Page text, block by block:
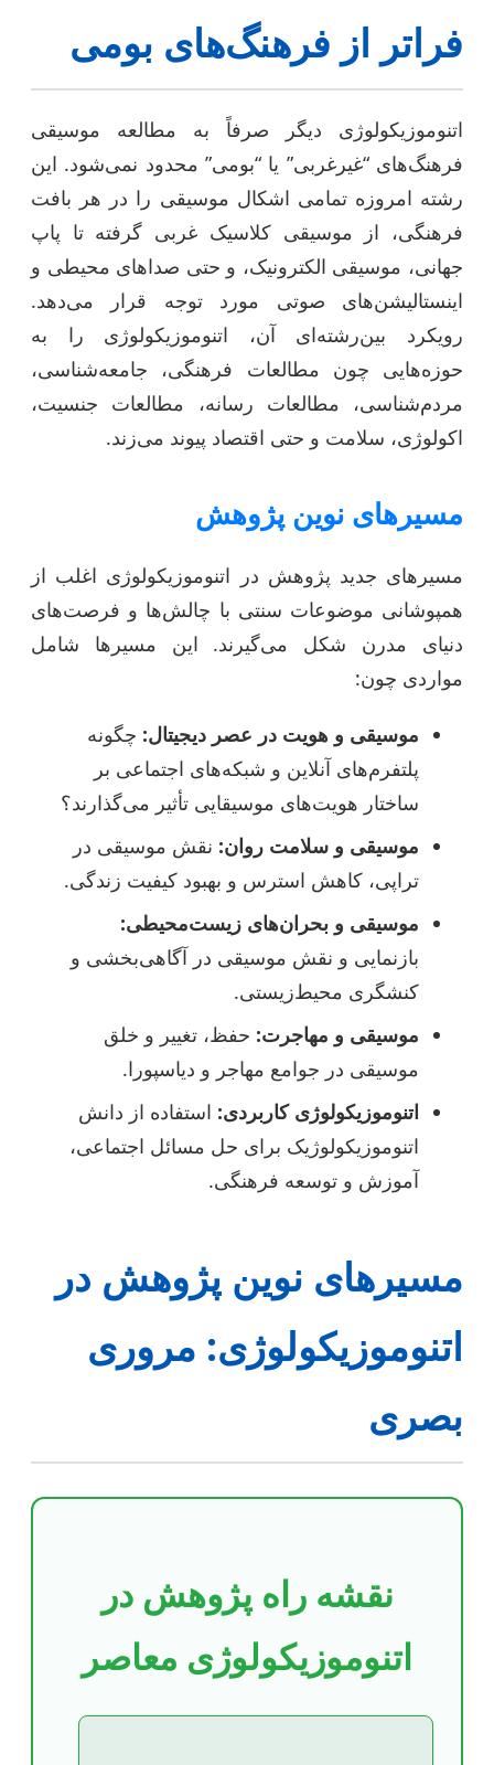
فراتر از فرهنگ‌های بومی
اتنوموزیکولوژی دیگر صرفاً به مطالعه موسیقی
فرهنگ‌های “غیرغربی” یا “بومی” محدود نمی‌شود. این
رشته امروزه تمامی اشکال موسیقی را در هر بافت
فرهنگی، از موسیقی کلاسیک غربی گرفته تا پاپ
جهانی، موسیقی الکترونیک، و حتی صداهای محیطی و
اینستالیشن‌های صوتی مورد توجه قرار می‌دهد.
رویکرد بین‌رشته‌ای آن، اتنوموزیکولوژی را به
حوزه‌هایی چون مطالعات فرهنگی، جامعه‌شناسی،
مردم‌شناسی، مطالعات رسانه، مطالعات جنسیت،
اکولوژی، سلامت و حتی اقتصاد پیوند می‌زند.
مسیرهای نوین پژوهش
مسیرهای جدید پژوهش در اتنوموزیکولوژی اغلب از
همپوشانی موضوعات سنتی با چالش‌ها و فرصت‌های
دنیای مدرن شکل می‌گیرند. این مسیرها شامل
مواردی چون:
موسیقی و هویت در عصر دیجیتال: چگونه
پلتفرم‌های آنلاین و شبکه‌های اجتماعی بر
ساختار هویت‌های موسیقایی تأثیر می‌گذارند؟
موسیقی و سلامت روان: نقش موسیقی در
تراپی، کاهش استرس و بهبود کیفیت زندگی.
موسیقی و بحران‌های زیست‌محیطی:
بازنمایی و نقش موسیقی در آگاهی‌بخشی و
کنشگری محیط‌زیستی.
موسیقی و مهاجرت: حفظ، تغییر و خلق
موسیقی در جوامع مهاجر و دیاسپورا.
اتنوموزیکولوژی کاربردی: استفاده از دانش
اتنوموزیکولوژیک برای حل مسائل اجتماعی،
آموزش و توسعه فرهنگی.
مسیرهای نوین پژوهش در
اتنوموزیکولوژی: مروری
بصری
نقشه راه پژوهش در
اتنوموزیکولوژی معاصر